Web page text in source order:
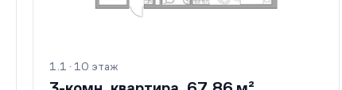
1.1 · 10 этаж